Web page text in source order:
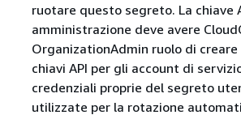
ruotare questo segreto. La chiave
amministrazione deve avere
OrganizationAdmin ruolo di
chiavi API per gli account di
credenziali proprie del segreto
utilizzate per la rotazione